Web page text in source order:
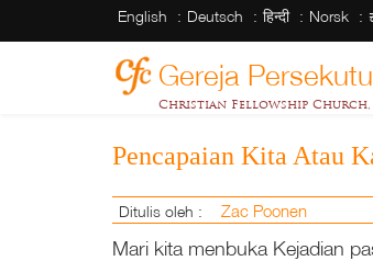
English Deutsch हिन्दी Norsk
Gereja
Christian Fellowship Church,
Pencapaian Kita Atau
Ditulis oleh : Zac Poonen
Mari kita menbuka Kejadian